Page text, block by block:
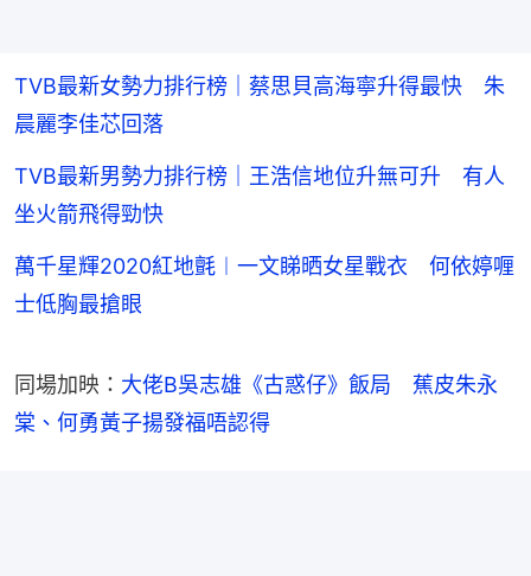
TVB最新女勢力排行榜｜蔡思貝高海寧升得最快 朱
晨麗李佳芯回落
TVB最新男勢力排行榜｜王浩信地位升無可升 有人
坐火箭飛得勁快
萬千星輝2020紅地氈︱一文睇晒女星戰衣 何依婷喱
士低胸最搶眼
同場加映： 大佬B吳志雄《古惑仔》飯局　蕉皮朱永
棠、何勇黃子揚發福唔認得